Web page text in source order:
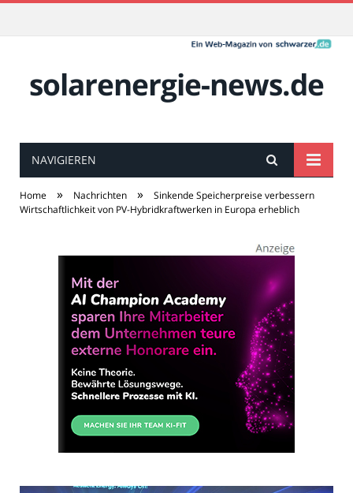
solarenergie-news.de
NAVIGIEREN
Home » Nachrichten »
Sinkende Speicherpreise verbessern
Wirtschaftlichkeit von PV-Hybridkraftwerken in Europa erheblich